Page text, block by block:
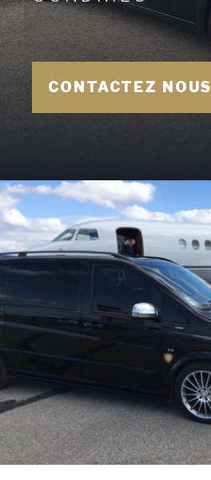
CONTACTEZ NOUS